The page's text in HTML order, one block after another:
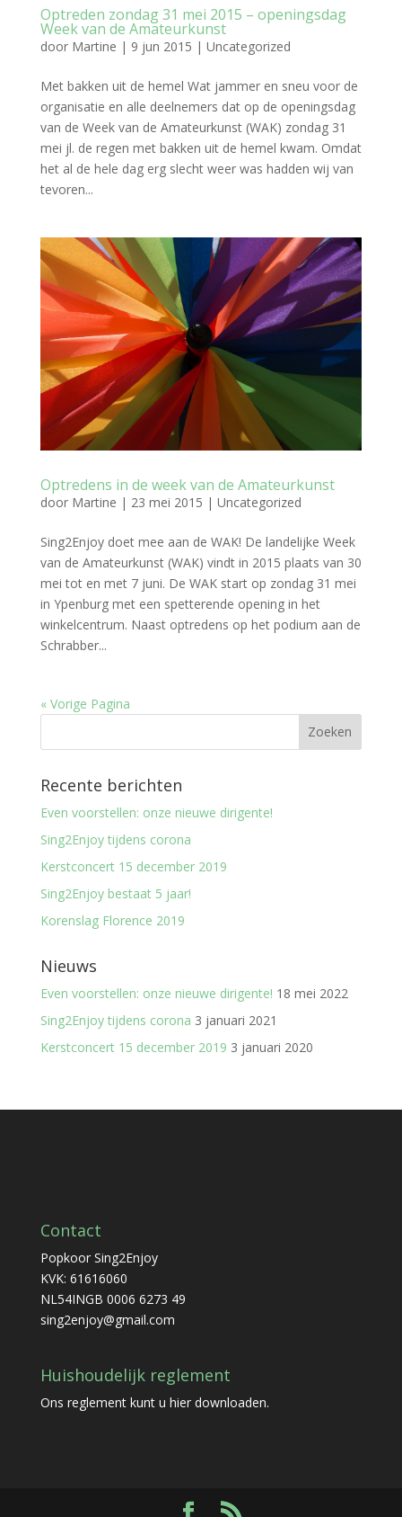
Optreden zondag 31 mei 2015 – openingsdag
Week van de Amateurkunst
door Martine | 9 jun 2015 | Uncategorized
Met bakken uit de hemel Wat jammer en sneu voor de
organisatie en alle deelnemers dat op de openingsdag
van de Week van de Amateurkunst (WAK) zondag 31
mei jl. de regen met bakken uit de hemel kwam. Omdat
het al de hele dag erg slecht weer was hadden wij van
tevoren...
Optredens in de week van de Amateurkunst
door Martine | 23 mei 2015 | Uncategorized
Sing2Enjoy doet mee aan de WAK! De landelijke Week
van de Amateurkunst (WAK) vindt in 2015 plaats van 30
mei tot en met 7 juni. De WAK start op zondag 31 mei
in Ypenburg met een spetterende opening in het
winkelcentrum. Naast optredens op het podium aan de
Schrabber...
« Vorige Pagina
Recente berichten
Even voorstellen: onze nieuwe dirigente!
Sing2Enjoy tijdens corona
Kerstconcert 15 december 2019
Sing2Enjoy bestaat 5 jaar!
Korenslag Florence 2019
Nieuws
Even voorstellen: onze nieuwe dirigente! 18 mei 2022
Sing2Enjoy tijdens corona 3 januari 2021
Kerstconcert 15 december 2019 3 januari 2020
Contact
Popkoor Sing2Enjoy
KVK: 61616060
NL54INGB 0006 6273 49
sing2enjoy@gmail.com
Huishoudelijk reglement
Ons reglement kunt u hierdownloaden.